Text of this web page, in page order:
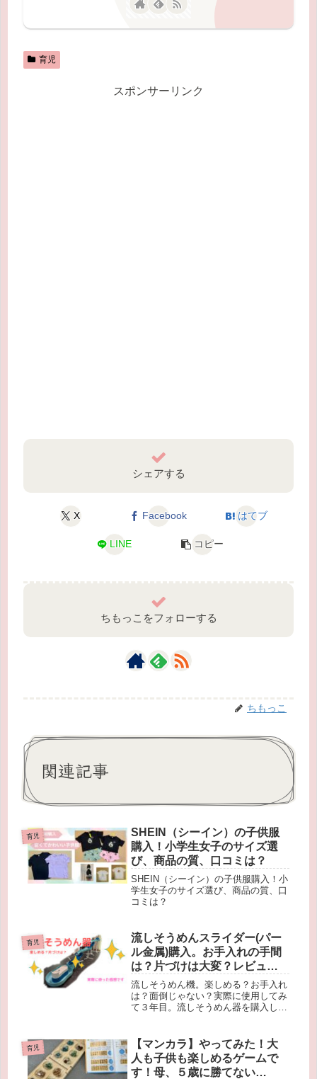
育児
スポンサーリンク
シェアする
X Facebook はてブ
LINE コピー
ちもっこをフォローする
ちもっこ
関連記事
育児
SHEIN（シーイン）の子供服
購入！小学生女子のサイズ選
び、商品の質、口コミは？
SHEIN（シーイン）の子供服購入！小
学生女子のサイズ選び、商品の質、口
コミは？
育児
流しそうめんスライダー(パー
ル金属)購入。お手入れの手間
は？片づけは大変？レビュー
あり
流しそうめん機。楽しめる？お手入れ
は？面倒じゃない？実際に使用してみ
て３年目。流しそうめん器を購入しよ
育児
【マンカラ】やってみた！大
人も子供も楽しめるゲームで
す！母、５歳に勝てない…